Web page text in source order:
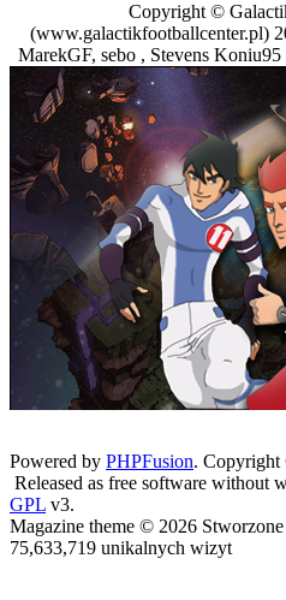
Copyright ©
(www.galactikfootballcenter.pl)
MarekGF, sebo , Stevens
Powered by PHPFusion. Copyright
Released as free software without
GPL v3.
Magazine theme © 2026
75,633,719 unikalnych wizyt